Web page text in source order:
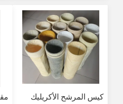
كيس المرشح الأكريليك